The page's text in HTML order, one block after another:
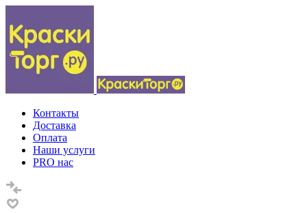
Контакты
Доставка
Оплата
Наши услуги
PRO нас